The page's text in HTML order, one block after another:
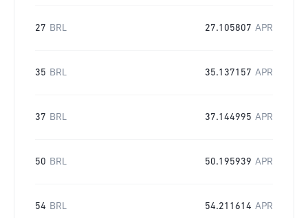
27 BRL 27.105807 APR
35 BRL 35.137157 APR
37 BRL 37.144995 APR
50 BRL 50.195939 APR
54 BRL 54.211614 APR